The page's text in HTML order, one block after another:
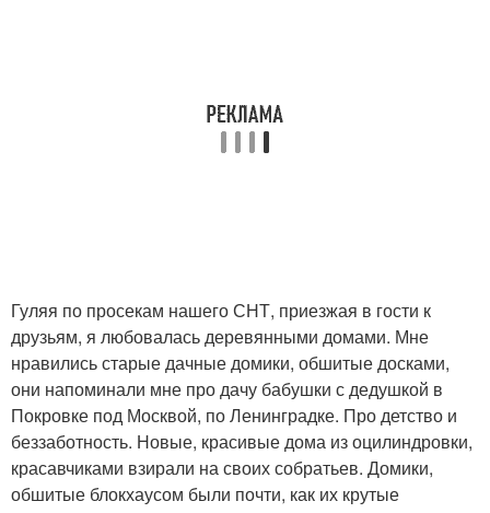
Гуляя по просекам нашего СНТ, приезжая в гости к
друзьям, я любовалась деревянными домами. Мне
нравились старые дачные домики, обшитые досками,
они напоминали мне про дачу бабушки с дедушкой в
Покровке под Москвой, по Ленинградке. Про детство и
беззаботность. Новые, красивые дома из оцилиндровки,
красавчиками взирали на своих собратьев. Домики,
обшитые блокхаусом были почти, как их крутые